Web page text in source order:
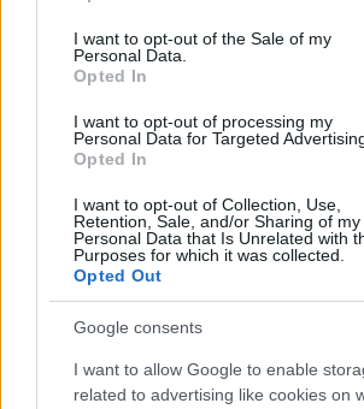
use your data for below specified
consent section.
I want to opt-out of the Sale of my
Personal Data.
Opted In
I want to opt-out of processing my
Personal Data for Targeted
Opted In
I want to opt-out of Collection, Use,
Retention, Sale, and/or Sharing of my
Personal Data that Is Unrelated with
Purposes for which it was collected.
Opted Out
Google consents
I want to allow Google to enable
related to advertising like cookies on
Itt az ÉVOSZ megoldása a